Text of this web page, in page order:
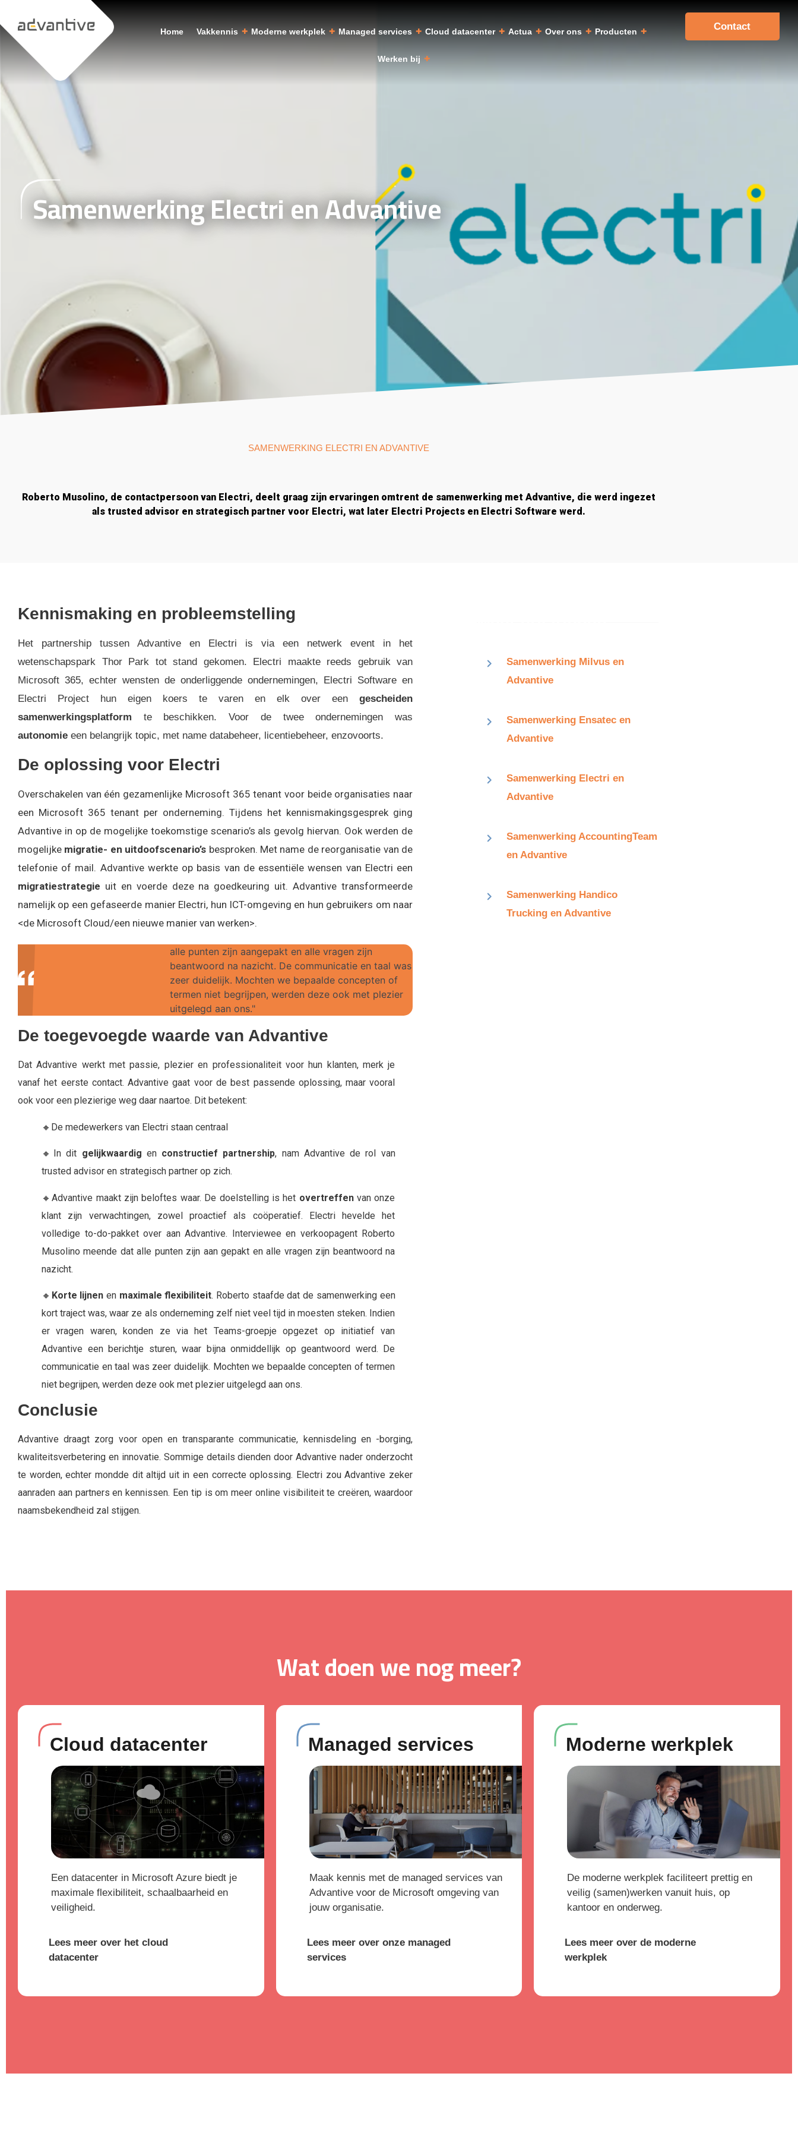
Home Vakkennis Moderne werkplek Managed services Cloud datacenter Actua Over ons Producten
Werken bij
Contact
Samenwerking Electri en Advantive
SAMENWERKING ELECTRI EN ADVANTIVE
Roberto Musolino, de contactpersoon van Electri, deelt graag zijn ervaringen omtrent de samenwerking met Advantive, die werd ingezet
als trusted advisor en strategisch partner voor Electri, wat later Electri Projects en Electri Software werd .
Kennismaking en probleemstelling
Het partnership tussen Advantive en Electri is via een netwerk event in het
wetenschapspark Thor Park tot stand gekomen. Electri maakte reeds gebruik van
Microsoft 365, echter wensten de onderliggende ondernemingen, Electri Software en
Electri Project hun eigen koers te varen en elk over een gescheiden
samenwerkingsplatform te beschikken. Voor de twee ondernemingen was
autonomie een belangrijk topic, met name databeheer, licentiebeheer, enzovoorts.
De oplossing voor Electri
Overschakelen van één gezamenlijke Microsoft 365 tenant voor beide organisaties naar
een Microsoft 365 tenant per onderneming. Tijdens het kennismakingsgesprek ging
Advantive in op de mogelijke toekomstige scenario’s als gevolg hiervan. Ook werden de
mogelijke migratie- en uitdoofscenario’s besproken. Met name de reorganisatie van de
telefonie of mail. Advantive werkte op basis van de essentiële wensen van Electri een
migratiestrategie uit en voerde deze na goedkeuring uit. Advantive transformeerde
namelijk op een gefaseerde manier Electri, hun ICT-omgeving en hun gebruikers om naar
<de Microsoft Cloud/een nieuwe manier van werken>.
alle punten zijn aangepakt en alle vragen zijn
beantwoord na nazicht. De communicatie en taal was
zeer duidelijk. Mochten we bepaalde concepten of
termen niet begrijpen, werden deze ook met plezier
uitgelegd aan ons."
De toegevoegde waarde van Advantive
Dat Advantive werkt met passie, plezier en professionaliteit voor hun klanten, merk je
vanaf het eerste contact. Advantive gaat voor de best passende oplossing, maar vooral
ook voor een plezierige weg daar naartoe. Dit betekent:
🔸De medewerkers van Electri staan centraal
🔸In dit gelijkwaardig en constructief partnership, nam Advantive de rol van
trusted advisor en strategisch partner op zich.
🔸Advantive maakt zijn beloftes waar. De doelstelling is het overtreffenvan onze
klant zijn verwachtingen, zowel proactief als coöperatief. Electri hevelde het
volledige to-do-pakket over aan Advantive. Interviewee en verkoopagent Roberto
Musolino meende dat alle punten zijn aan gepakt en alle vragen zijn beantwoord na
nazicht.
🔸 Korte lijnenen maximale flexibiliteit. Roberto staafde dat de samenwerking een
kort traject was, waar ze als onderneming zelf niet veel tijd in moesten steken. Indien
er vragen waren, konden ze via het Teams-groepje opgezet op initiatief van
Advantive een berichtje sturen, waar bijna onmiddellijk op geantwoord werd. De
communicatie en taal was zeer duidelijk. Mochten we bepaalde concepten of termen
niet begrijpen, werden deze ook met plezier uitgelegd aan ons.
Conclusie
Advantive draagt zorg voor open en transparante communicatie, kennisdeling en -borging,
kwaliteitsverbetering en innovatie. Sommige details dienden door Advantive nader onderzocht
te worden, echter mondde dit altijd uit in een correcte oplossing. Electri zou Advantive zeker
aanraden aan partners en kennissen. Een tip is om meer online visibiliteit te creëren, waardoor
naamsbekendheid zal stijgen.
Samenwerking Milvus en
Advantive​
Samenwerking Ensatec en
Advantive
Samenwerking Electri en
Advantive
Samenwerking AccountingTeam
en Advantive
Samenwerking Handico
Trucking en Advantive
Wat doen we nog meer?
Cloud datacenter
Een datacenter in Microsoft Azure biedt je
maximale flexibiliteit, schaalbaarheid en
veiligheid.
Lees meer over het cloud
datacenter
Managed services
Maak kennis met de managed services van
Advantive voor de Microsoft omgeving van
jouw organisatie.
Lees meer over onze managed
services
Moderne werkplek
De moderne werkplek faciliteert prettig en
veilig (samen)werken vanuit huis, op
kantoor en onderweg.
Lees meer over de moderne
werkplek